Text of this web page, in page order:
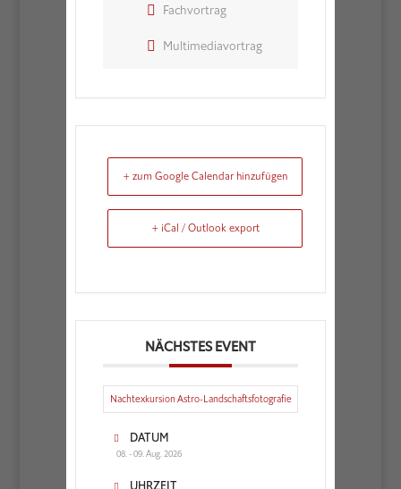
Fachvortrag
Multimediavortrag
+ zum Google Calendar hinzufügen
+ iCal / Outlook export
NÄCHSTES EVENT
Nachtexkursion Astro-Landschaftsfotografie
DATUM
08. - 09. Aug. 2026
UHRZEIT